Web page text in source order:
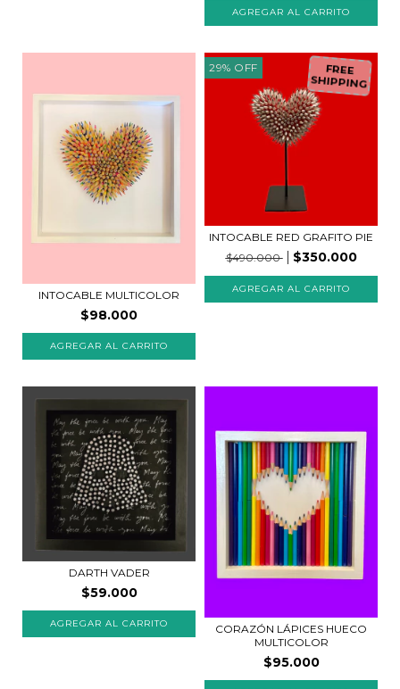
INTOCABLE MULTICOLOR
$98.000
AGREGAR AL CARRITO
29% OFF FREE
SHIPPING
INTOCABLE RED GRAFITO PIE
$490.000
$350.000
DARTH VADER
$59.000
CORAZÓN LÁPICES HUECO
MULTICOLOR
$95.000